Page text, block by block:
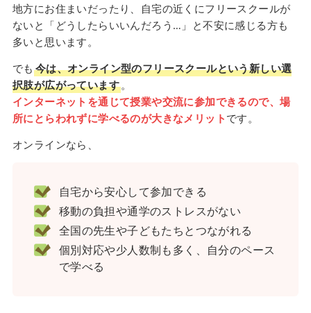
地方にお住まいだったり、自宅の近くにフリースクールが
ないと「どうしたらいいんだろう…」と不安に感じる方も
多いと思います。
でも 今は、オンライン型のフリースクールという新しい選
択肢が広がっています。
インターネットを通じて授業や交流に参加できるので、場
所にとらわれずに学べるのが大きなメリット です。
オンラインなら、
自宅から安心して参加できる
移動の負担や通学のストレスがない
全国の先生や子どもたちとつながれる
個別対応や少人数制も多く、自分のペース
で学べる